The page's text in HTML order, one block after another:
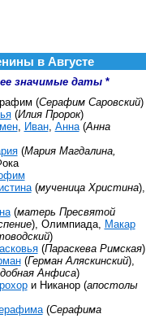
в Августе
значимые даты *
(Серафим Саровский)
(Илия Пророк)
, Иван, Анна(Анна
(Мария Магдалина,
(мученица Христина),
(матерь Пресвятой
), Олимпиада, Макар
)
(Параскева Римская)
(Герман Аляскинский),
Анфиса)
и Никанор (апостолы
(Серафима